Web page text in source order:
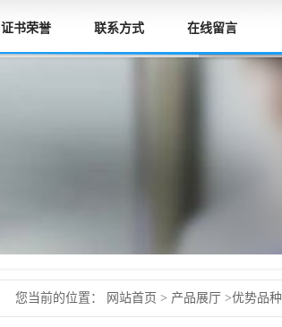
证书荣誉 联系方式 在线留言
您当前的位置： 网站首页 > 产品展厅 >优势品种